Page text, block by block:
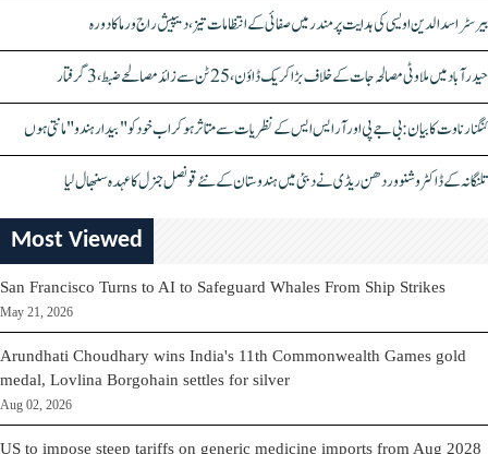
بیرسٹر اسدالدین اویسی کی ہدایت پر مندر میں صفائی کے انتظامات تیز، دیپیش راج ورما کا دورہ
حیدرآباد میں ملاوٹی مصالحہ جات کے خلاف بڑا کریک ڈاؤن، 25 ٹن سے زائد مصالحے ضبط، 3 گرفتار
کنگنا رناوت کا بیان: بی جے پی اور آر ایس ایس کے نظریات سے متاثر ہو کر اب خود کو "بیدار ہندو" مانتی ہوں
تلنگانہ کے ڈاکٹر وشنو وردھن ریڈی نے دبئی میں ہندوستان کے نئے قونصل جنرل کا عہدہ سنبھال لیا
Most Viewed
San Francisco Turns to AI to Safeguard Whales From Ship Strikes
May 21, 2026
Arundhati Choudhary wins India's 11th Commonwealth Games gold
medal, Lovlina Borgohain settles for silver
Aug 02, 2026
US to impose steep tariffs on generic medicine imports from Aug 2028